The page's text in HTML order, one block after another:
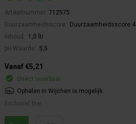
Artikelnummer: 712575
Duurzaamheidsscore:
Duurzaamheidsscore 4
Inhoud:
1,0 ltr
pH Waarde:
5,5
Vanaf €5,21
Direct leverbaar
Ophalen in Wijchen is mogelijk.
Exclusief btw.